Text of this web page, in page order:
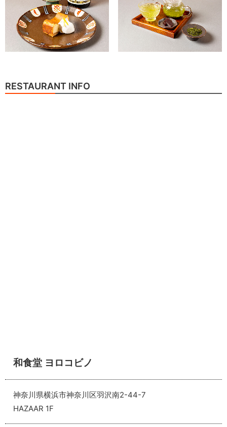
RESTAURANT INFO
和食堂 ヨロコビノ
神奈川県横浜市神奈川区羽沢南2-44-7
HAZAAR 1F